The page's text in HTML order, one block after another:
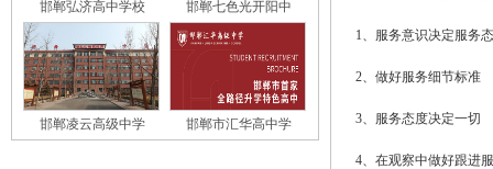
邯郸弘济高中学校 邯郸七色光开阳中
邯郸凌云高级中学 邯郸市汇华高中学
1、服务意识决定服务
2、做好服务细节标准
3、服务态度决定一切
4、在观察中做好跟进